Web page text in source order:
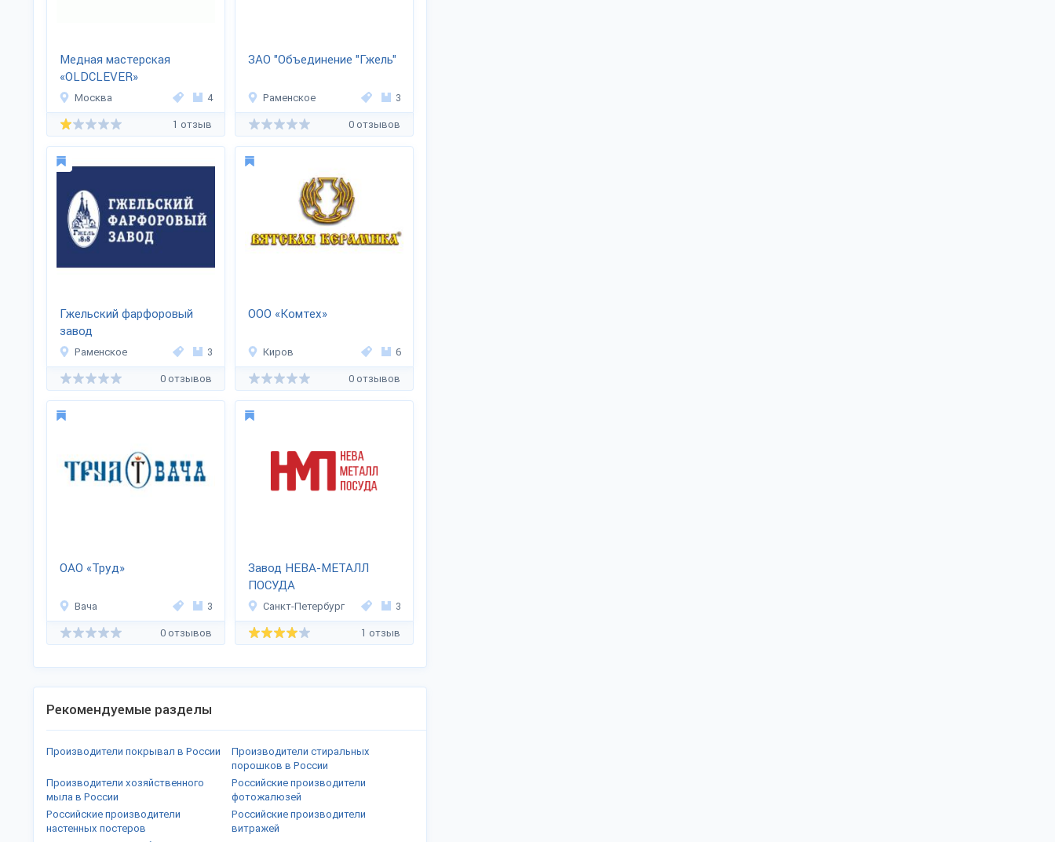
Медная мастерская
«OLDCLEVER»
Москва 4
1 отзыв
ЗАО "Объединение "Гжель"
Раменское 3
0 отзывов
Гжельский фарфоровый
завод
Раменское 3
0 отзывов
ООО «Комтех»
Киров 6
0 отзывов
ОАО «Труд»
Вача 3
0 отзывов
Завод НЕВА-МЕТАЛЛ
ПОСУДА
Санкт-Петербург 3
1 отзыв
Рекомендуемые разделы
Производители покрывал в России
Производители стиральных
порошков в России
Производители хозяйственного
мыла в России
Российские производители
фотожалюзей
Российские производители
настенных постеров
Российские производители
витражей